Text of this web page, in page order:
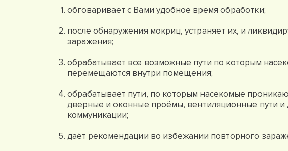
обговаривает с Вами удобное время обработки;
после обнаружения мокриц, устраняет их, и
заражения;
обрабатывает все возможные пути по которым
перемещаются внутри помещения;
обрабатывает пути, по которым насекомые
дверные и оконные проёмы, вентиляционные пути и
коммуникации;
даёт рекомендации во избежании повторного